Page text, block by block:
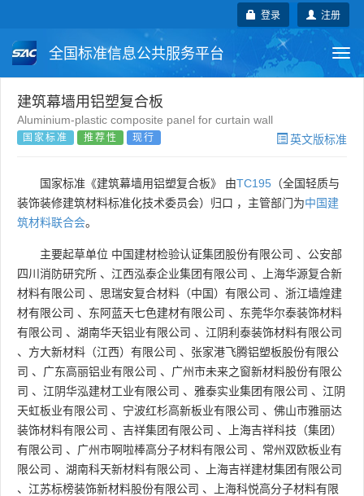
注册
登录
全国标准信息公共服务平台
国家标准 行业标准
团体标准 国际标准
国外标准 技术委员会
建筑幕墙用铝塑复合板
Aluminium-plastic composite panel for curtain wall
国家标准 推荐性 现行 英文版标准
国家标准《建筑幕墙用铝塑复合板》 由TC195 （全国轻质与
装饰装修建筑材料标准化技术委员会）归口 ，主管部门为中国建
筑材料联合会。
主要起草单位 中国建材检验认证集团股份有限公司 、 公安部
四川消防研究所 、 江西泓泰企业集团有限公司 、
上海华源复合新
材料有限公司 、 思瑞安复合材料（中国）有限公司 、 浙江墙煌建
材有限公司 、 东阿蓝天七色建材有限公司 、 东莞华尔泰装饰材料
有限公司 、 湖南华天铝业有限公司 、 江阴利泰装饰材料有限公司
、 方大新材料（江西）有限公司 、 张家港飞腾铝塑板股份有限公
司 、 广东高丽铝业有限公司 、 广州市未来之窗新材料股份有限公
司 、 江阴华泓建材工业有限公司 、 雅泰实业集团有限公司 、 江阴
天虹板业有限公司 、 宁波红杉高新板业有限公司 、 佛山市雅丽达
装饰材料有限公司 、 吉祥集团有限公司 、
上海吉祥科技（集团）
有限公司 、 广州市啊啦棒高分子材料有限公司 、 常州双欧板业有
限公司 、 湖南科天新材料有限公司 、
上海吉祥建材集团有限公司
、 江苏标榜装饰新材料股份有限公司 、
上海科悦高分子材料有限